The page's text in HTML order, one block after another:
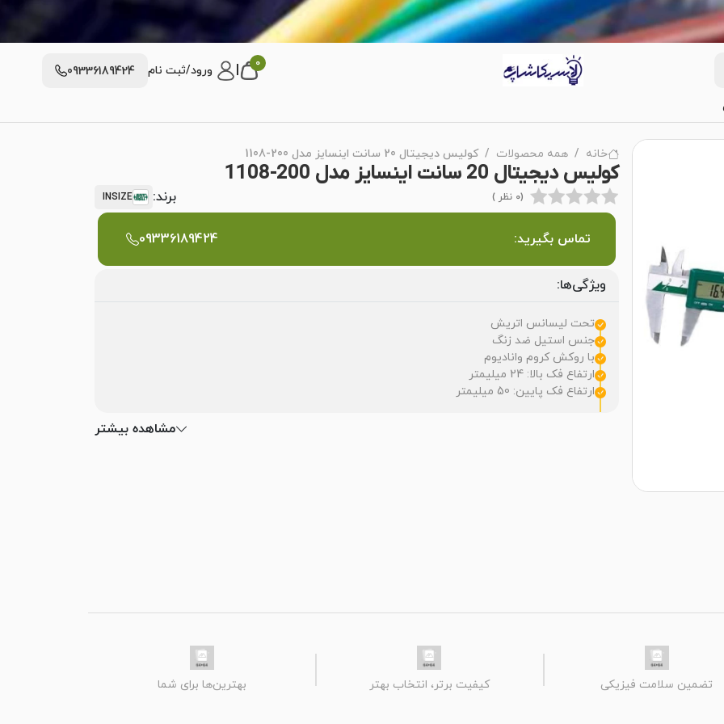
0 ورود/ثبت نام 09336189424
خانه همه محصولات کولیس دیجیتال 20 سانت اینسایز مدل 200-1108
کولیس دیجیتال 20 سانت اینسایز مدل 200-1108
(0 نظر ) برند: INSIZE
تماس بگیرید: 09336189424
ویژگی‌ها:
تحت لیسانس اتریش
جنس استیل ضد زنگ
با روکش کروم وانادیوم
ارتفاع فک بالا: 24 میلیمتر
ارتفاع فک پایین: 50 میلیمتر
مشاهده بیشتر
تضمین سلامت فیزیکی کیفیت برتر، انتخاب بهتر بهترین‌ها برای شما